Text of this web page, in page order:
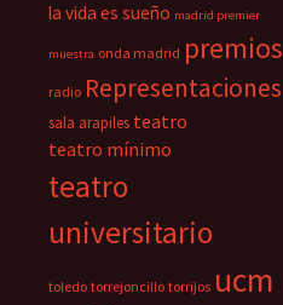
la vida es sueño madrid premier
muestra onda madrid premios
radio Representaciones
sala arapiles teatro
teatro mínimo
teatro
universitario
toledo torrejoncillo torrijos ucm